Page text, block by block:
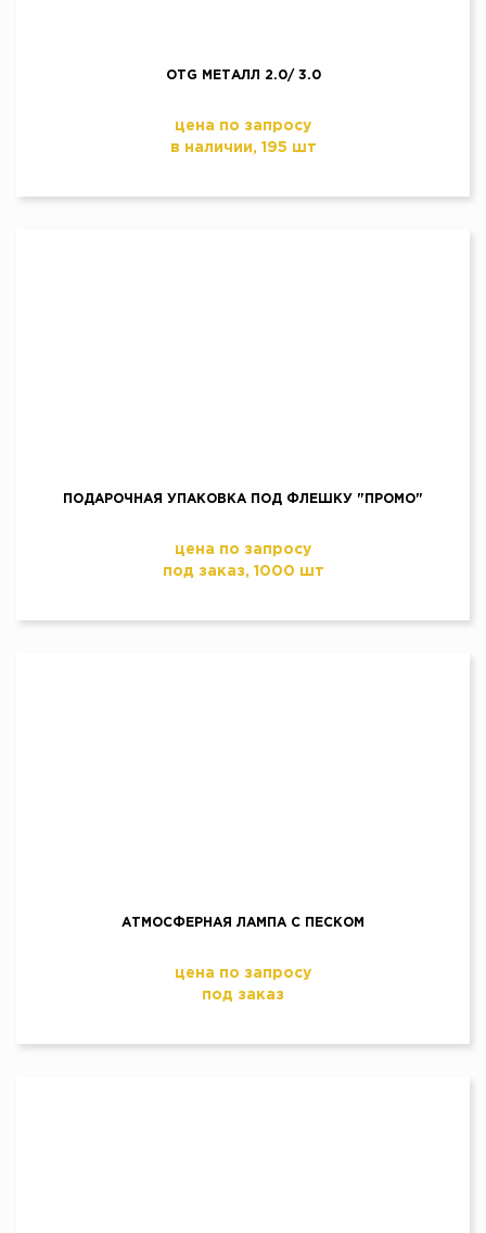
OTG МЕТАЛЛ 2.0/ 3.0
цена по запросу
в наличии, 195 шт
ПОДАРОЧНАЯ УПАКОВКА ПОД ФЛЕШКУ "ПРОМО"
цена по запросу
под заказ, 1000 шт
АТМОСФЕРНАЯ ЛАМПА С ПЕСКОМ
цена по запросу
под заказ